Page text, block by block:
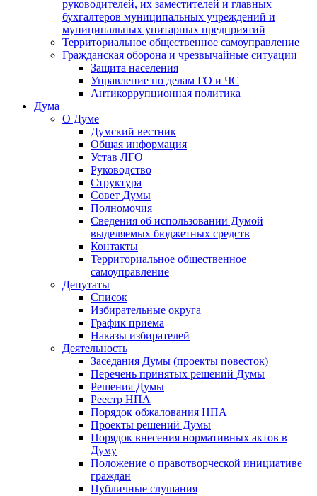
руководителей, их заместителей и главных
бухгалтеров муниципальных учреждений и
муниципальных унитарных предприятий
Территориальное общественное самоуправление
Гражданская оборона и чрезвычайные ситуации
Защита населения
Управление по делам ГО и ЧС
Антикоррупционная политика
Дума
О Думе
Думский вестник
Общая информация
Устав ЛГО
Руководство
Структура
Совет Думы
Полномочия
Сведения об использовании Думой
выделяемых бюджетных средств
Контакты
Территориальное общественное
самоуправление
Депутаты
Список
Избирательные округа
График приема
Наказы избирателей
Деятельность
Заседания Думы (проекты повесток)
Перечень принятых решений Думы
Решения Думы
Реестр НПА
Порядок обжалования НПА
Проекты решений Думы
Порядок внесения нормативных актов в
Думу
Положение о правотворческой инициативе
граждан
Публичные слушания